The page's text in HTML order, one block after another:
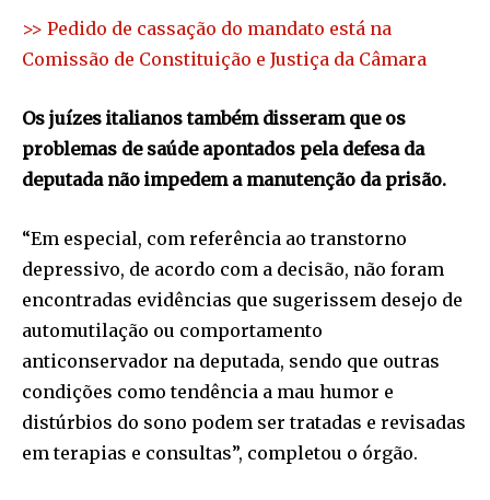
>> Pedido de cassação do mandato está na
Comissão de Constituição e Justiça da Câmara
Os juízes italianos também disseram que os
problemas de saúde apontados pela defesa da
deputada não impedem a manutenção da prisão.
“Em especial, com referência ao transtorno
depressivo, de acordo com a decisão, não foram
encontradas evidências que sugerissem desejo de
automutilação ou comportamento
anticonservador na deputada, sendo que outras
condições como tendência a mau humor e
distúrbios do sono podem ser tratadas e revisadas
em terapias e consultas”, completou o órgão.